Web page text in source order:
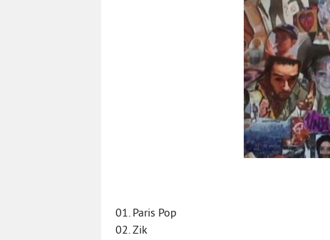
01. Paris Pop
02. Zik